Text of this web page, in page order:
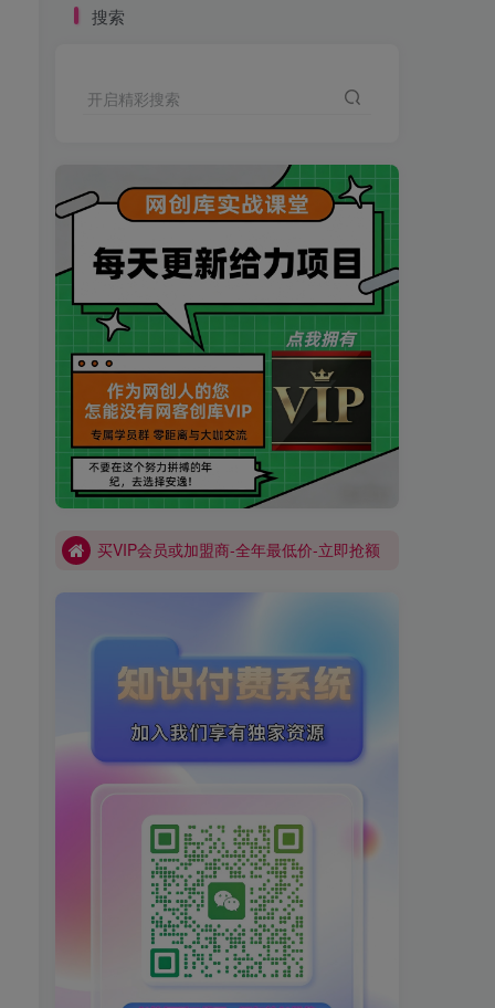
搜索
开启精彩搜索
买VIP会员或加盟商-全年最低价-立即抢额
网创库-限时优惠 别错过!
买VIP会员或加盟商-全年最低价-立即抢额
网创库-限时优惠 别错过!